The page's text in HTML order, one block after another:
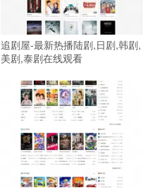
追剧屋-最新热播陆剧,日剧,韩剧,
美剧,泰剧在线观看